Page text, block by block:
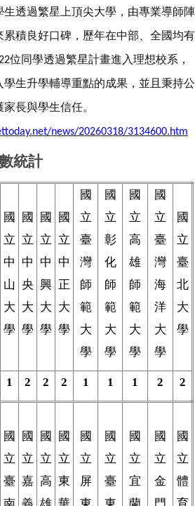
透過繁星上頂尖大學，由專業導師陣
積良好口碑，歷年在中部、全國均有
位同學透過繁星計畫進入理想校系，
生升學輔導重點的成果，並且秉持公
長與學生信任。
news/20260318/3134600.htm
統計
國
立
中
山
大
學
國
立
中
央
大
學
國
立
中
興
大
學
國
立
中
正
大
學
國
立
臺
灣
師
範
大
學
國
立
彰
化
師
範
大
學
國
立
高
雄
師
範
大
學
國
立
臺
灣
海
洋
大
學
國
立
臺
北
大
學
1 2 2 2 1 1 1 2 2
國
立
臺
國
立
嘉
國
立
高
國
立
東
國
立
屏
國
立
臺
國
立
宜
國
立
金
國
立
體